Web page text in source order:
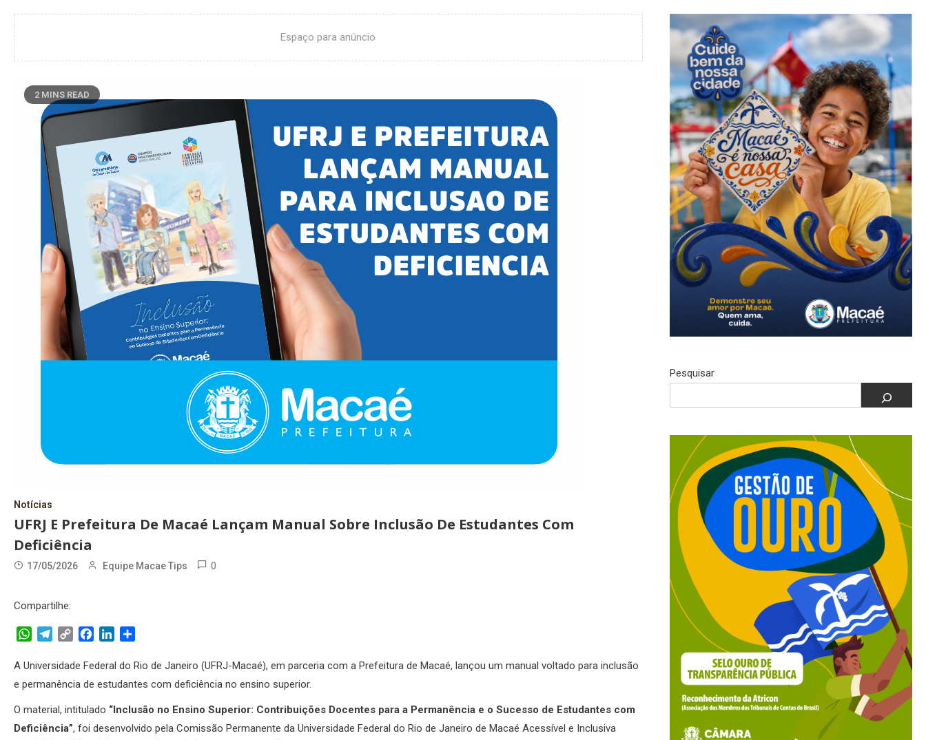
Espaço para anúncio
2 MINS READ
Notícias
UFRJ E Prefeitura De Macaé Lançam Manual Sobre Inclusão De Estudantes Com
Deficiência
17/05/2026 Equipe Macae Tips 0
Compartilhe:
WhatsApp
Telegram
Copy
FacebookLinkedIn
A Universidade Federal do Rio de Janeiro (UFRJ-Macaé), em parceria com a Prefeitura de Macaé, lançou um manual voltado para inclusão
e permanência de estudantes com deficiência no ensino superior.
O material, intitulado “Inclusão no Ensino Superior: Contribuições Docentes para a Permanência e o Sucesso de Estudantes com
Deficiência”, foi desenvolvido pela Comissão Permanente da Universidade Federal do Rio de Janeiro de Macaé Acessível e Inclusiva
Pesquisar